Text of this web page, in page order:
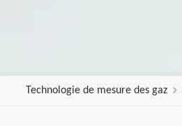
Technologie de mesure des gaz